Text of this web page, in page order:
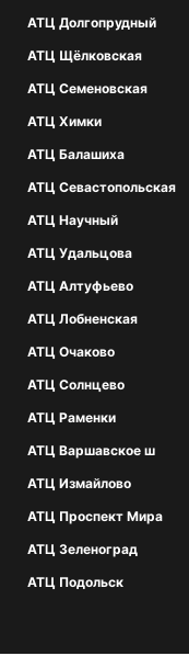
АТЦ Долгопрудный
АТЦ Щёлковская
АТЦ Семеновская
АТЦ Химки
АТЦ Балашиха
АТЦ Севастопольская
АТЦ Научный
АТЦ Удальцова
АТЦ Алтуфьево
АТЦ Лобненская
АТЦ Очаково
АТЦ Солнцево
АТЦ Раменки
АТЦ Варшавское ш
АТЦ Измайлово
АТЦ Проспект Мира
АТЦ Зеленоград
АТЦ Подольск